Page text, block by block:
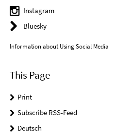
Instagram
Bluesky
Information about Using Social Media
This Page
Print
Subscribe RSS-Feed
Deutsch